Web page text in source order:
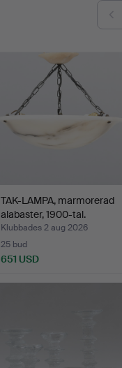
TAK-LAMPA, marmorerad
alabaster, 1900-tal.
Klubbades 2 aug 2026
25 bud
651 USD